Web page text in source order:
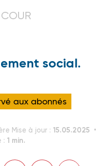
social.
aux abonnés
Mise à jour : 15.05.2025
: 1 min.